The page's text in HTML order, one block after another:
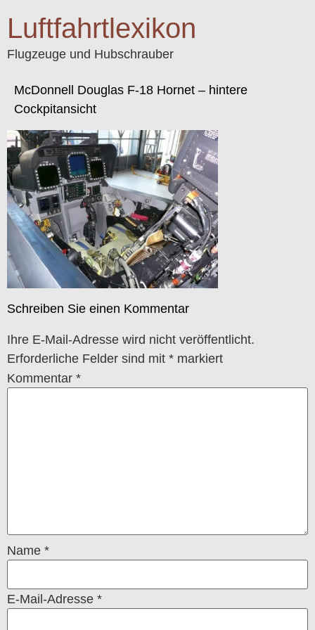
Luftfahrtlexikon
Flugzeuge und Hubschrauber
McDonnell Douglas F-18 Hornet – hintere
Cockpitansicht
Schreiben Sie einen Kommentar
Ihre E-Mail-Adresse wird nicht veröffentlicht.
Erforderliche Felder sind mit * markiert
Kommentar *
Name *
E-Mail-Adresse *